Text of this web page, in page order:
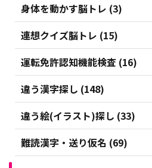
身体を動かす脳トレ (3)
連想クイズ脳トレ (15)
運転免許認知機能検査 (16)
違う漢字探し (148)
違う絵(イラスト)探し (33)
難読漢字・送り仮名 (69)